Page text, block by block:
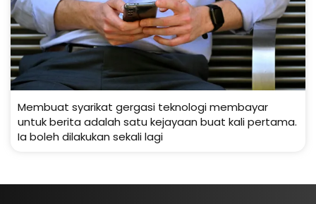
Membuat syarikat gergasi teknologi membayar
untuk berita adalah satu kejayaan buat kali pertama.
Ia boleh dilakukan sekali lagi